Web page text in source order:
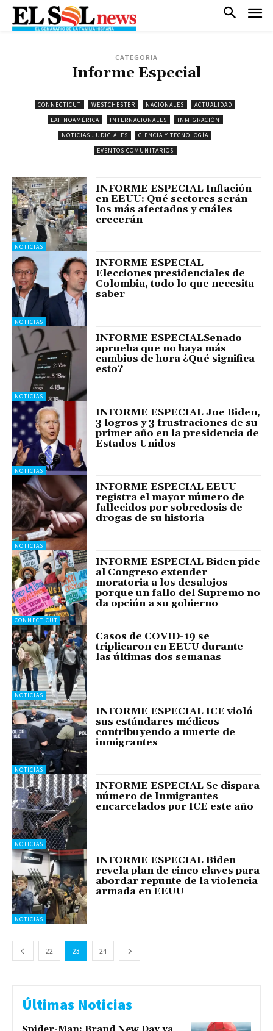
CATEGORIA
Informe Especial
CONNECTICUT WESTCHESTER NACIONALES
ACTUALIDAD
LATINOAMÉRICA
INTERNACIONALES
INMIGRACIÓN
NOTICIAS JUDICIALES
CIENCIA Y TECNOLOGÍA
EVENTOS COMUNITARIOS
NOTICIAS
INFORME ESPECIAL Inflación
en EEUU: Qué sectores serán
los más afectados y cuáles
crecerán
NOTICIAS
INFORME ESPECIAL
Elecciones presidenciales de
Colombia, todo lo que necesita
saber
NOTICIAS
INFORME ESPECIALSenado
aprueba que no haya más
cambios de hora ¿Qué significa
esto?
NOTICIAS
INFORME ESPECIAL Joe Biden,
3 logros y 3 frustraciones de su
primer año en la presidencia de
Estados Unidos
NOTICIAS
INFORME ESPECIAL EEUU
registra el mayor número de
fallecidos por sobredosis de
drogas de su historia
CONNECTICUT
INFORME ESPECIAL Biden pide
al Congreso extender
moratoria a los desalojos
porque un fallo del Supremo no
da opción a su gobierno
NOTICIAS
Casos de COVID-19 se
triplicaron en EEUU durante
las últimas dos semanas
NOTICIAS
INFORME ESPECIAL ICE violó
sus estándares médicos
contribuyendo a muerte de
inmigrantes
NOTICIAS
INFORME ESPECIAL Se dispara
número de Inmigrantes
encarcelados por ICE este año
NOTICIAS
INFORME ESPECIAL Biden
revela plan de cinco claves para
abordar repunte de la violencia
armada en EEUU
22 23 24
Últimas Noticias